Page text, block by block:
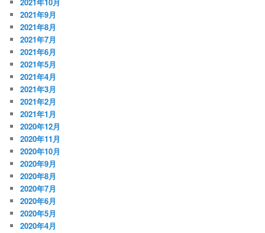
2021年10月
2021年9月
2021年8月
2021年7月
2021年6月
2021年5月
2021年4月
2021年3月
2021年2月
2021年1月
2020年12月
2020年11月
2020年10月
2020年9月
2020年8月
2020年7月
2020年6月
2020年5月
2020年4月